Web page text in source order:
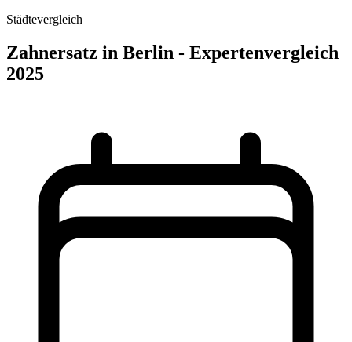
Städtevergleich
Zahnersatz in Berlin - Expertenvergleich
2025